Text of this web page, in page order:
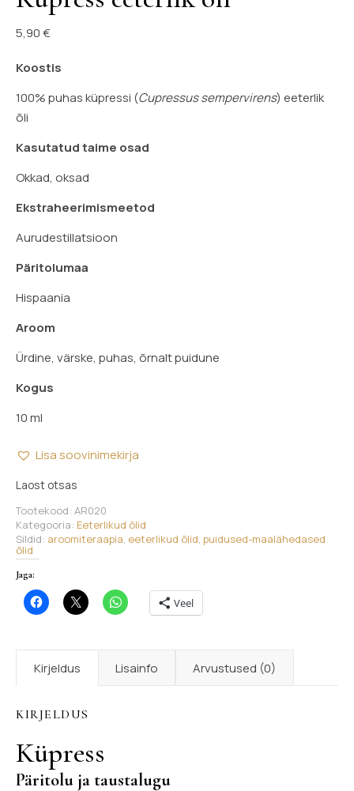
5,90€
Koostis
100% puhas küpressi (Cupressus sempervirens) eeterlik
õli
Kasutatud taime osad
Okkad, oksad
Ekstraheerimismeetod
Aurudestillatsioon
Päritolumaa
Hispaania
Aroom
Ürdine, värske, puhas, õrnalt puidune
Kogus
10 ml
Lisa soovinimekirja
Laost otsas
Tootekood: AR020
Kategooria: Eeterlikud õlid
Sildid: aroomiteraapia, eeterlikud õlid, puidused-maalähedased
õlid
Jaga:
Veel
Kirjeldus Lisainfo Arvustused (0)
KIRJELDUS
Küpress
Päritolu ja taustalugu